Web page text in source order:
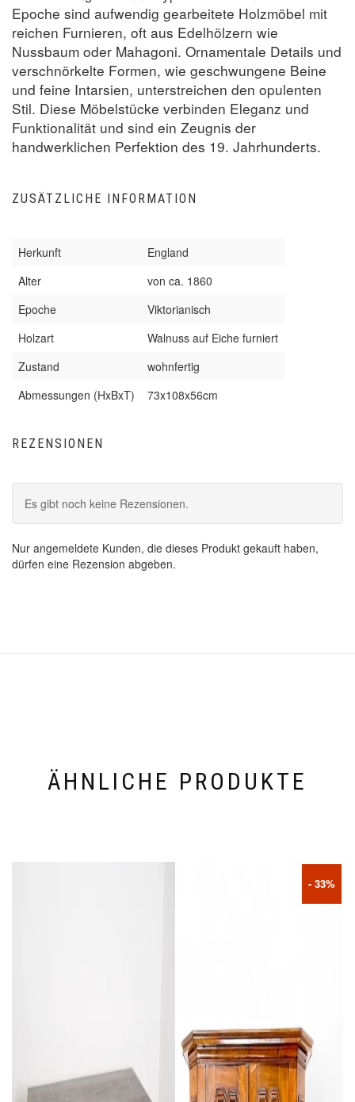
Epoche sind aufwendig gearbeitete Holzmöbel mit
reichen Furnieren, oft aus Edelhölzern wie
Nussbaum oder Mahagoni. Ornamentale Details und
verschnörkelte Formen, wie geschwungene Beine
und feine Intarsien, unterstreichen den opulenten
Stil. Diese Möbelstücke verbinden Eleganz und
Funktionalität und sind ein Zeugnis der
handwerklichen Perfektion des 19. Jahrhunderts.
ZUSÄTZLICHE INFORMATION
Herkunft
England
Alter
von ca. 1860
Epoche
Viktorianisch
Holzart
Walnuss auf Eiche furniert
Zustand
wohnfertig
Abmessungen (HxBxT)
73x108x56cm
REZENSIONEN
Es gibt noch keine Rezensionen.
Nur angemeldete Kunden, die dieses Produkt gekauft haben,
dürfen eine Rezension abgeben.
ÄHNLICHE PRODUKTE
- 33%